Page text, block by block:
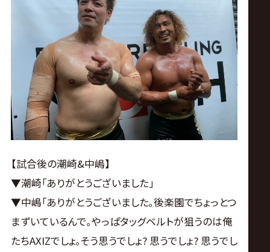
【試合後の潮崎&中嶋】
▼潮崎｢ありがとうございました｣
▼中嶋｢ありがとうございました｡後楽園でちょっとつ
まずいているんで｡やっぱタッグベルトが狙うのは俺
たちAXIZでしょ｡そう思うでしょ? 思うでしょ? 思うでし